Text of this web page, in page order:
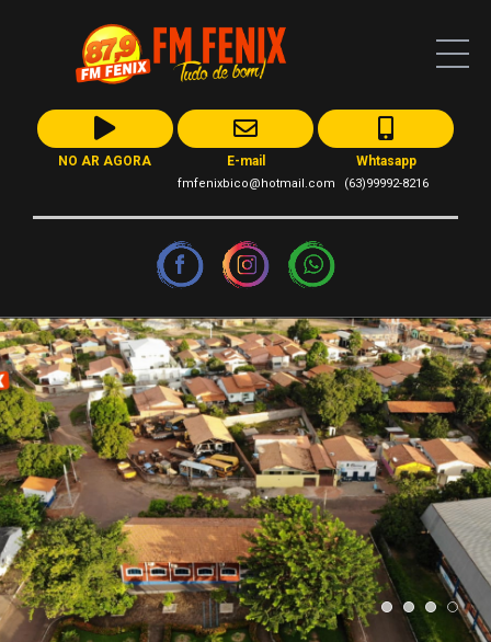
NO AR AGORA E-mail
fmfenixbico@hotmail.com
Whtasapp
(63)99992-8216